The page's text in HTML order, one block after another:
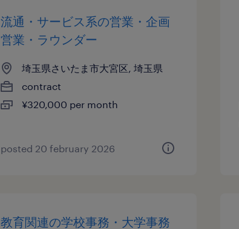
流通・サービス系の営業・企画
営業・ラウンダー
埼玉県さいたま市大宮区, 埼玉県
contract
¥320,000 per month
posted 20 february 2026
教育関連の学校事務・大学事務